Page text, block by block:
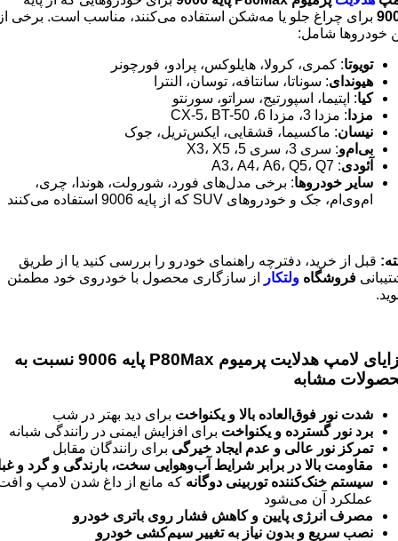
برای چراغ جلو یا مه‌شکن استفاده می‌کنند، مناسب است. برخی
خودروها شامل:
تویوتا: کمری، کرولا، هایلوکس، پرادو، فورچونر
هیوندای: سوناتا، سانتافه، توسان، النترا
کیا: اپتیما، اسپورتیج، سراتو، سورنتو
مزدا : مزدا 3، مزدا 6، CX-5، BT-50
نیسان: ماکسیما، قشقایی، ایکس‌تریل، جوک
بی‌ام‌و: سری 3، سری 5، X3، X5
آئودی: A3، A4، A6، Q5، Q7
سایر خودروها: برخی مدل‌های فورد، شورولت، هوندا، چری،
ام‌وی‌ام، جک و خودروهای SUV که از پایه 9006 استفاده می‌کنند
قبل از خرید، دفترچه راهنمای خودرو را بررسی کنید یا از طریق
فروشگاه ولتکار
از سازگاری محصول با خودروی خود مطمئن
مزایای لامپ هدلایت پرمیوم P80Max پایه 9006 نسبت به
مشابه
شدت نور فوق‌العاده بالا و یکنواخت برای دید بهتر در شب
برد نور گسترده و یکنواخت برای افزایش ایمنی در رانندگی شبانه
تمرکز نور عالی و عدم ایجاد خیرگی برای رانندگان مقابل
مقاومت بالا در برابر شرایط آب‌وهوایی سخت، بارندگی و گرد و
سیستم خنک‌کننده توربینی دوگانه که مانع از داغ شدن لامپ و
عملکرد آن می‌شود
مصرف انرژی پایین و کاهش فشار روی باتری خودرو
نصب سریع و بدون نیاز به تغییر سیم‌کشی خودرو